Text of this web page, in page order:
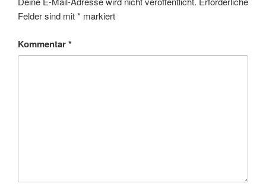
Felder sind mit* markiert
Kommentar*